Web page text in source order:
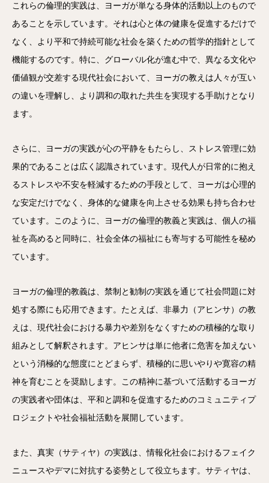
これらの倫理的実践は、ヨーガが単なる身体的活動以上のもので
あることを示しています。それは心と体の健康を促進するだけで
なく、より平和で持続可能な社会を築くための哲学的指針として
機能するのです。特に、グローバル化が進む中で、異なる文化や
価値観が交差する現代社会において、ヨーガの教えは人々が互い
の違いを理解し、より調和の取れた共生を実現する手助けとなり
ます。
さらに、ヨーガの実践が心の平静をもたらし、ストレス管理に効
果的であることは広く認識されています。現代人が日常的に抱え
るストレスや不安を軽減するための手段として、ヨーガは心理的
な安定だけでなく、身体的な健康を向上させる効果も持ち合わせ
ています。このように、ヨーガの倫理的教義と実践は、個人の福
祉を高めると同時に、社会全体の福祉にも寄与する可能性を秘め
ています。
ヨーガの倫理的教義は、禁制と勧制の実践を通じて社会問題に対
処する際にも応用できます。たとえば、非暴力（アヒンサ）の教
えは、現代社会における暴力や差別をなくすための積極的な取り
組みとして解釈されます。アヒンサは単に他者に危害を加えない
という消極的な態度にとどまらず、積極的に思いやりや寛容の精
神を育むことを奨励します。この精神に基づいて活動するヨーガ
の実践者や団体は、平和と調和を促進するためのコミュニティプ
ロジェクトや社会福祉活動を展開しています。
また、真実（サティヤ）の実践は、情報化社会におけるフェイク
ニュースやデマに対抗する姿勢として役立ちます。サティヤは、